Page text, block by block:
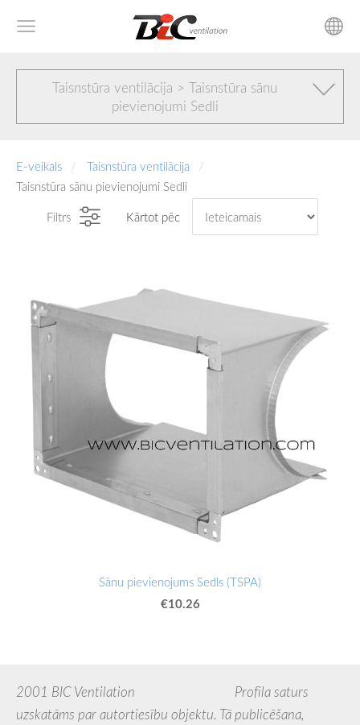
Taisnstūra ventilācija > Taisnstūra sānu
pievienojumi Sedli
E-veikals
Taisnstūra ventilācija
Taisnstūra sānu pievienojumi Sedli
Filtrs
Kārtot pēc
Sānu pievienojums Sedls (TSPA)
€10.26
2001 BIC Ventilation Profila saturs
uzskatāms par autortiesību objektu. Tā publicēšana,